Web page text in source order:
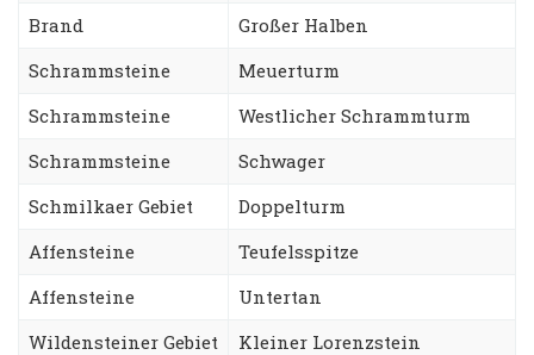
Brand
Großer Halben
Schrammsteine
Meuerturm
Schrammsteine
Westlicher Schrammturm
Schrammsteine
Schwager
Schmilkaer Gebiet
Doppelturm
Affensteine
Teufelsspitze
Affensteine
Untertan
Wildensteiner Gebiet
Kleiner Lorenzstein